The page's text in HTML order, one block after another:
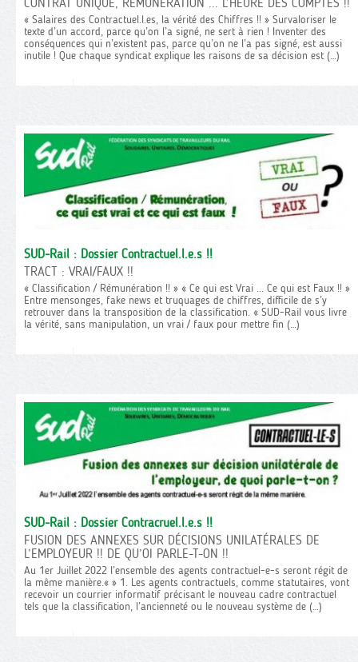
« Salaires des Contractuel.l.es, la vérité des Chiffres !! » Survaloriser le
texte d’un accord, parce qu’on l’a signé, ne sert à rien ! Inventer des
conséquences qui n’existent pas, parce qu’on ne l’a pas signé, est aussi
inutile ! Que chaque syndicat explique les raisons de sa décision est (…)
SUD-Rail : Dossier Contractuel.l.e.s !!
TRACT : VRAI/FAUX !!
« Classification / Rémunération !! » « Ce qui est Vrai ... Ce qui est Faux !! »
Entre mensonges, fake news et truquages de chiffres, difficile de s’y
retrouver dans la transposition de la classification. « SUD-Rail vous livre
la vérité, sans manipulation, un vrai / faux pour mettre fin (…)
SUD-Rail : Dossier Contracruel.l.e.s !!
FUSION DES ANNEXES SUR DÉCISIONS UNILATÉRALES DE
L’EMPLOYEUR !! DE QU’OI PARLE-T-ON !!
Au 1er Juillet 2022 l’ensemble des agents contractuel-e-s seront régit de
la même manière.« » 1. Les agents contractuels, comme statutaires, vont
recevoir un courrier informatif précisant le nouveau cadre contractuel
tels que la classification, l’ancienneté ou le nouveau système de (…)